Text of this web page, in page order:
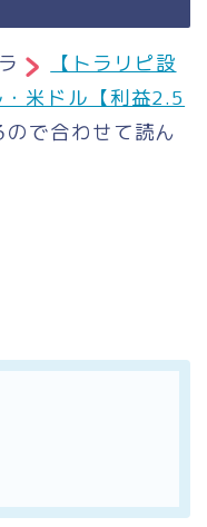
【トラリピ設
米ドル【利益2.5
で合わせて読ん